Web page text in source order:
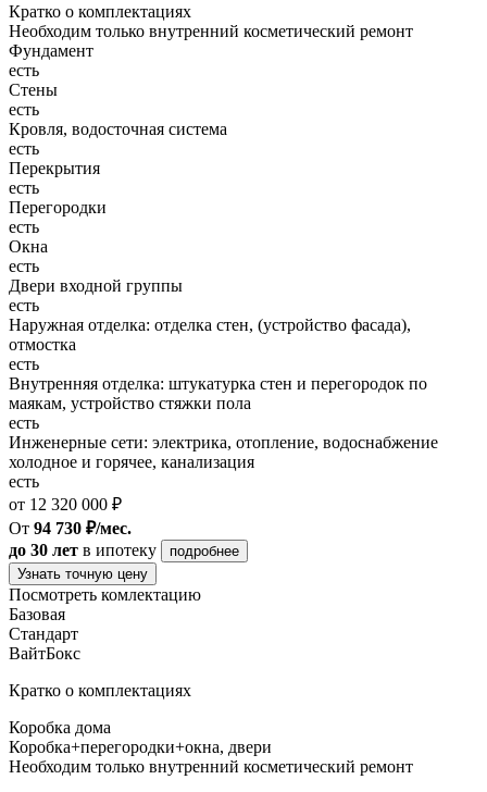
Кратко о комплектациях
Необходим только внутренний косметический ремонт
Фундамент
есть
Стены
есть
Кровля, водосточная система
есть
Перекрытия
есть
Перегородки
есть
Окна
есть
Двери входной группы
есть
Наружная отделка: отделка стен, (устройство фасада),
отмостка
есть
Внутренняя отделка: штукатурка стен и перегородок по
маякам, устройство стяжки пола
есть
Инженерные сети: электрика, отопление, водоснабжение
холодное и горячее, канализация
есть
от 12 320 000 ₽
От 94 730 ₽/мес.
до 30 лет в ипотеку
подробнее
Узнать точную цену
Посмотреть комлектацию
Базовая
Стандарт
ВайтБокс
Кратко о комплектациях
Коробка дома
Коробка+перегородки+окна, двери
Необходим только внутренний косметический ремонт